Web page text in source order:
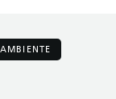
AMBIENTE